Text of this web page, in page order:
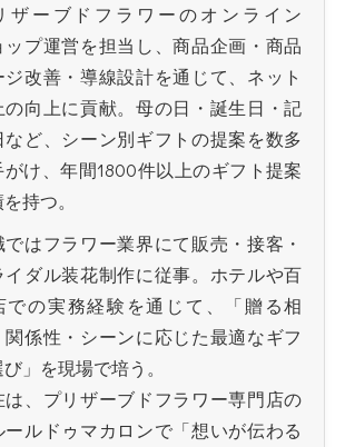
ザーブドフラワーのオンライン
ップ運営を担当し、商品企画・商品
ジ改善・導線設計を通じて、ネット
の向上に貢献。母の日・誕生日・記
など、シーン別ギフトの提案を数多
がけ、年間1800件以上のギフト提案
持つ。
ではフラワー業界にて販売・接客・
イダル装花制作に従事。ホテルや百
での実務経験を通じて、「贈る相
関係性・シーンに応じた最適なギフ
び」を現場で培う。
は、プリザーブドフラワー専門店の
ールドゥマカロンで「想いが伝わる